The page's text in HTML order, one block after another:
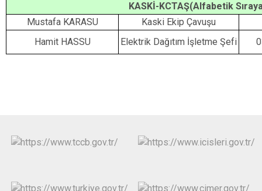
KASKİ-KCTAŞ(Alfabetik
Mustafa KARASU
Kaski Ekip Çavuşu
Hamit HASSU
Elektrik Dağıtım İşletme Şefi